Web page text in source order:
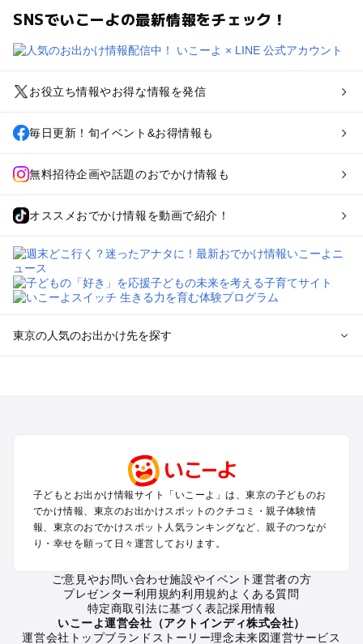
SNSでいこーよの最新情報をチェック！
お役立ち情報やお得な情報を発信
毎日更新！旬イベント&お得情報も
無料招待企画や話題のおでかけ情報も
オススメおでかけ情報を動画で紹介！
東京の人気のお出かけ先を探す
町田・相模原・愛川・上野原のプールお出かけ
渋谷・原宿・恵比寿・中目黒・自由が丘のプールお出かけ
池袋・赤羽・王子・巣鴨・目白・石神井のプールお出かけ
新宿・高田馬場・代々木・千駄ヶ谷のプールお出かけ
銀座・丸の内・日本橋・有楽町・築地・月島のプールお出かけ
小金井・小平・西東京・東村山・東久留米のプールお出かけ
府中・調布・狛江のプールお出かけ
青梅・奥多摩のプールお出かけ
蒲田・大森・羽田周辺のプールお出かけ
子どもとお出かけ情報サイト「いこーよ」は、東京の子どものお
でかけ情報、東京のお出かけスポットのクチコミ・親子体験情
報、東京のおでかけスポット人気ランキングなど、親子のつなが
り・幸せを願って日々運営しております。
ご意見やお問い合わせ施設やイベント運営者の方
プレゼンター利用規約利用規約よくある質問
特定商取引法に基づく表記採用情報
いこーよ運営会社（アクトインディ株式会社）
運営会社トップブランドストーリー理念未来図運営サービス